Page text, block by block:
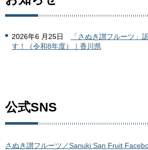
2026年6 月25日
「さぬき讃フルーツ」
す！（令和8年度）｜香川県
公式SNS
さぬき讃フルーツ／Sanuki San Fruit